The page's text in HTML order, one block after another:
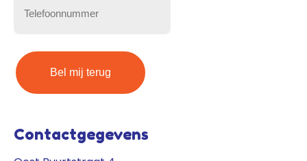
Telefoonnummer
Contactgegevens